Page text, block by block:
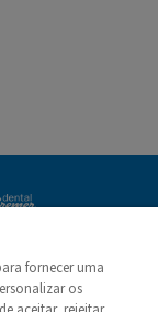
Blog Dental
fornecer uma
os